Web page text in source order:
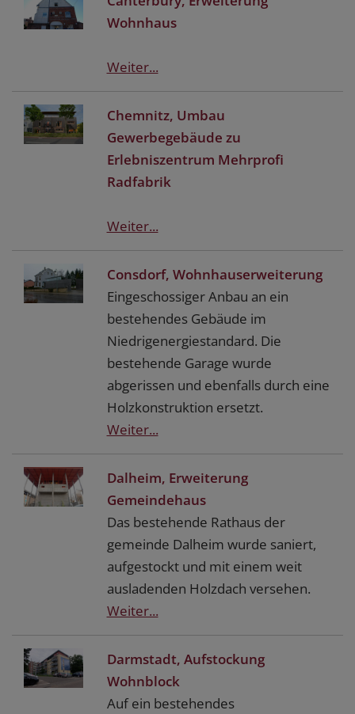
Wohnhaus
Weiter...
Chemnitz, Umbau
Gewerbegebäude zu
Erlebniszentrum Mehrprofi
Radfabrik
Weiter...
Consdorf, Wohnhauserweiterung
Eingeschossiger Anbau an ein
bestehendes Gebäude im
Niedrigenergiestandard. Die
bestehende Garage wurde
abgerissen und ebenfalls durch eine
Holzkonstruktion ersetzt.
Weiter...
Dalheim, Erweiterung
Gemeindehaus
Das bestehende Rathaus der
gemeinde Dalheim wurde saniert,
aufgestockt und mit einem weit
ausladenden Holzdach versehen.
Weiter...
Darmstadt, Aufstockung
Wohnblock
Auf ein bestehendes